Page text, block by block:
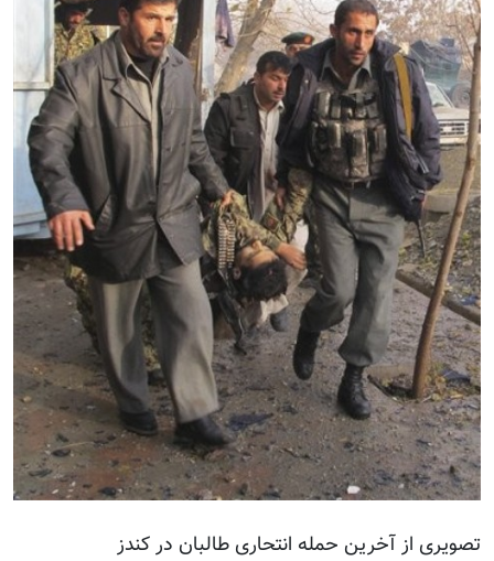
تصویری از آخرین حمله انتحاری طالبان در کندز